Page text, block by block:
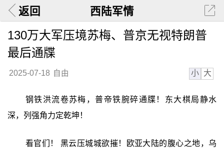
返回 西陆军情
130万大军压境苏梅、普京无视特朗普
最后通牒
2025-07-18 自由 小 大
钢铁洪流卷苏梅，普帝铁腕碎通牒！东大棋局静水
深，列强角力定乾坤！
看官们！ 黑云压城城欲摧！欧亚大陆的腹心之地，乌